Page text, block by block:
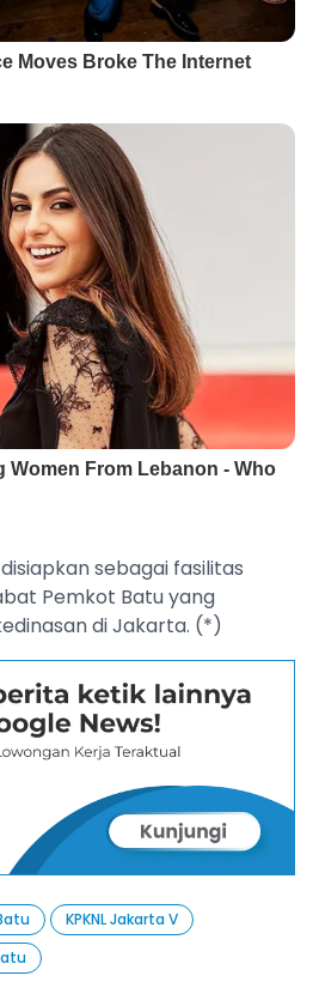
sebagai fasilitas
Pemkot Batu yang
di Jakarta. (*)
KPKNL Jakarta V